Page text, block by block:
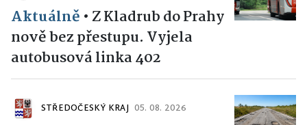
Aktuálně • Z Kladrub do Prahy
nově bez přestupu. Vyjela
autobusová linka 402
STŘEDOČESKÝ KRAJ 05. 08. 2026